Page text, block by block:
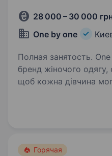
28 000 – 30 000
One by one
Полная занятость. One By One — український
бренд жіночого
щоб кожна дівчина
у собі. Ми
Горячая